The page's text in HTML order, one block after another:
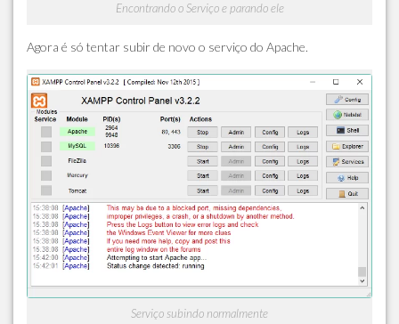
Encontrando o Serviço e parando ele
Agora é só tentar subir de novo o serviço do Apache.
Serviço subindo normalmente